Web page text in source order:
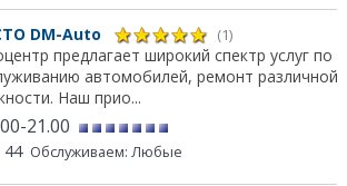
DM-Auto (1)
предлагает широкий спектр услуг по
автомобилей, ремонт различной
Наш прио...
21.00
44 Обслуживаем: Любые